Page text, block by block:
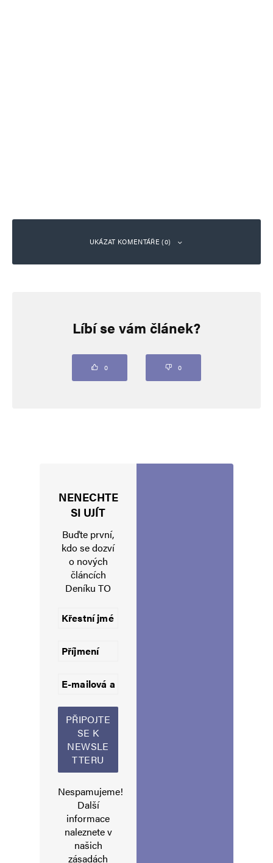
UKÁZAT KOMENTÁŘE (0)
Vaše e-mailová adresa nebude zveřejněna. Vyžadované informace jsou
Uložit do prohlížeče jméno, e-mail a webovou stránku pro budoucí
Informujte mě o nových komentářích e-mailem.
Alternative:
Líbí se vám článek?
0 0
NENECHTE
SI UJÍT
Buďte první,
kdo se dozví
o nových
článcích
Deníku TO
Nespamujeme!
Další
informace
naleznete v
našich
zásadách